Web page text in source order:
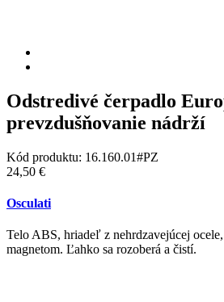
Odstredivé čerpadlo
prevzdušňovanie nádrží
Kód produktu: 16.160.01#PZ
24,50 €
Osculati
Telo ABS, hriadeľ z nehrdzavejúcej
magnetom. Ľahko sa rozoberá a čistí.